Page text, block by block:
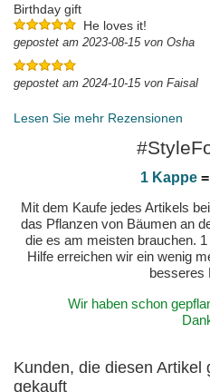
Birthday gift
He loves it!
gepostet am 2023-08-15 von Osha
gepostet am 2024-10-15 von Faisal
Lesen Sie mehr Rezensionen
1 Kappe =
Mit dem Kaufe jedes Artikels
das Pflanzen von Bäumen an
die es am meisten brauchen.
Hilfe erreichen wir ein wenig
besseres
Wir haben schon
Kunden, die diesen Artikel
gekauft